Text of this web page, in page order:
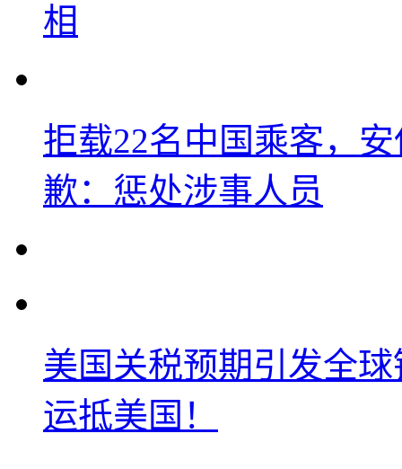
相
拒载22名中国乘客，
歉：惩处涉事人员
美国关税预期引发全
运抵美国！